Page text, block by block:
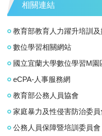
相關連結
教育部教育人力躍升培訓
數位學習相關網站
國立宜蘭大學數位學習M園
eCPA-人事服務網
教育部公務人員協會
家庭暴力及性侵害防治委員
公務人員保障暨培訓委員會